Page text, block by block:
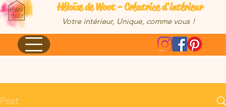
Héloïse de Woot - Créatrice d'intérieur
Votre intérieur, Unique, comme vous !
Post